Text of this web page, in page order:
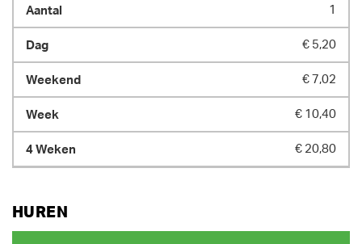
1
€ 5,20
€ 7,02
€ 10,40
€ 20,80
HUREN